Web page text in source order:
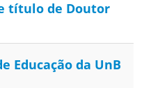
título de Doutor
Educação da UnB